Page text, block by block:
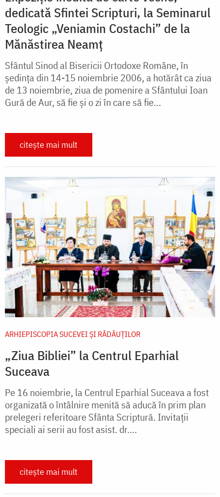
dedicată Sfintei Scripturi, la Seminarul
Teologic „Veniamin Costachi” de la
Mănăstirea Neamț
Sfântul Sinod al Bisericii Ortodoxe Române, în
ședința din 14-15 noiembrie 2006, a hotărât ca ziua
de 13 noiembrie, ziua de pomenire a Sfântului Ioan
Gură de Aur, să fie și o zi în care să fie...
citește mai mult
ARHIEPISCOPIA SUCEVEI ŞI RĂDĂUŢILOR
„Ziua Bibliei” la Centrul Eparhial
Suceava
Pe 16 noiembrie, la Centrul Eparhial Suceava a fost
organizată o întâlnire menită să aducă în prim plan
prelegeri referitoare Sfânta Scriptură. Invitații
speciali ai serii au fost asist. dr....
citește mai mult